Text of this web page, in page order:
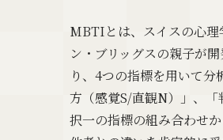
MBTIとは、スイスの心理
ン・ブリッグスの親子が
り、4つの指標を用いて
方（感覚S/直観N）」、
択一の指標の組み合わせ